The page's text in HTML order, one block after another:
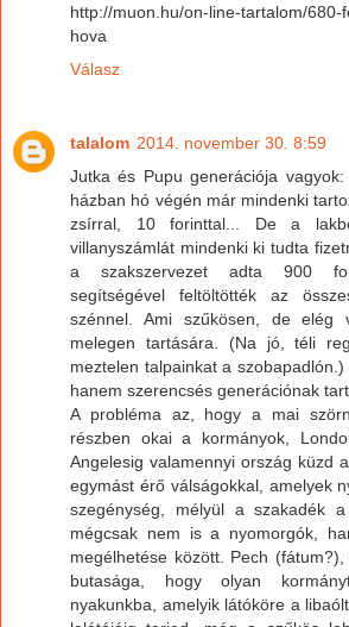
http://muon.hu/on-line-tartalom/680-
hova
Válasz
talalom 2014. november 30. 8:59
Jutka és Pupu generációja
házban hó végén már mindenki
zsírral, 10 forinttal... De a
villanyszámlát mindenki ki tudta
a szakszervezet adta 900
segítségével feltöltötték az
szénnel. Ami szűkösen, de elég
melegen tartására. (Na jó, téli
meztelen talpainkat a
hanem szerencsés generációnak
A probléma az, hogy a mai
részben okai a kormányok,
Angelesig valamennyi ország küzd
egymást érő válságokkal, amelyek
szegénység, mélyül a szakadék
mégcsak nem is a nyomorgók,
megélhetése között. Pech
butasága, hogy olyan
nyakunkba, amelyik látóköre a